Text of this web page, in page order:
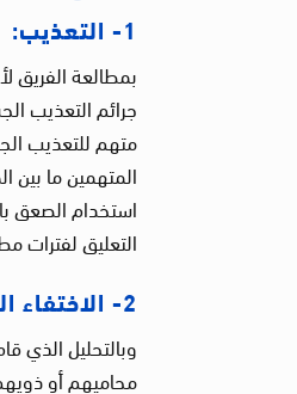
1- التعذيب:
بمطالعة الفريق
متهم للتعذيب
المتهمين ما بين
استخدام الصعق
التعليق
2- الاختفاء القسري: